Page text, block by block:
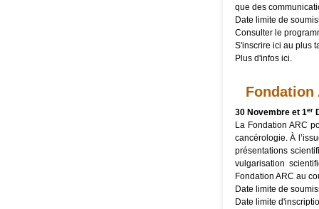
que des
Date limite de
Consulter le
S'inscrire ici au plus
Plus d'infos ici.
Fondation
30 Novembre et 1er
La Fondation ARC
cancérologie. À
présentations
vulgarisation
Fondation ARC au
Date limite de
Date limite